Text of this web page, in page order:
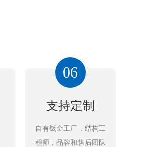
06
支持定制
自有钣金工厂，结构工
程师，品牌和售后团队